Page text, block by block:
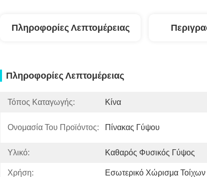
Πληροφορίες Λεπτομέρειας
Πληροφορίες Λεπτομέρειας
Τόπος Καταγωγής: Κίνα
Ονομασία Του Προϊόντος: Πίνακας Γύψου
Υλικό: Καθαρός Φυσικός Γύψος
Χρήση: Εσωτερικό Χώρισμα Τοίχων